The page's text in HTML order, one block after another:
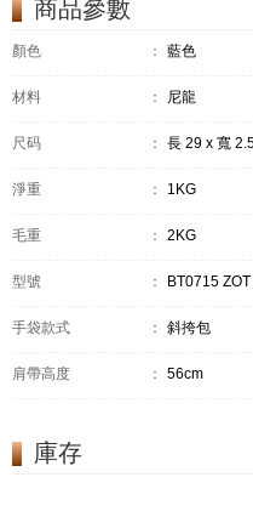
商品參數
顏色 ： 藍色
材料 ： 尼龍
尺码 ： 長 29 x 寬
淨重 ： 1KG
毛重 ： 2KG
型號 ： BT0715
手袋款式 ： 斜挎包
肩帶高度 ： 56cm
庫存